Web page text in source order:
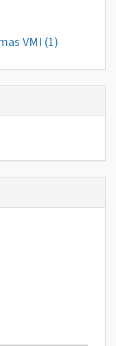
VMI (1)